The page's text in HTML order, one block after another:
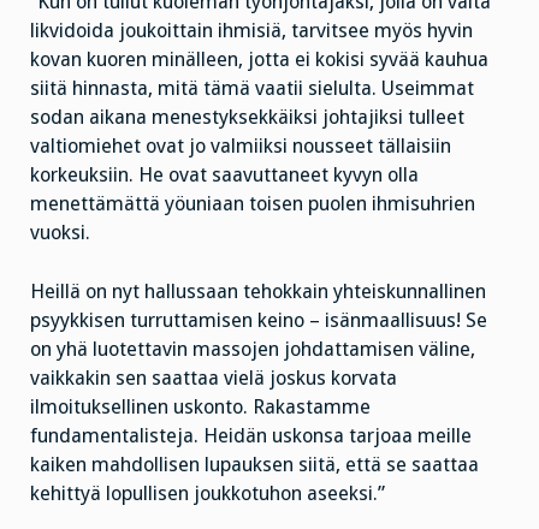
likvidoida joukoittain ihmisiä, tarvitsee myös hyvin
kovan kuoren minälleen, jotta ei kokisi syvää kauhua
siitä hinnasta, mitä tämä vaatii sielulta. Useimmat
sodan aikana menestyksekkäiksi johtajiksi tulleet
valtiomiehet ovat jo valmiiksi nousseet tällaisiin
korkeuksiin. He ovat saavuttaneet kyvyn olla
menettämättä yöuniaan toisen puolen ihmisuhrien
vuoksi.
Heillä on nyt hallussaan tehokkain yhteiskunnallinen
psyykkisen turruttamisen keino – isänmaallisuus! Se
on yhä luotettavin massojen johdattamisen väline,
vaikkakin sen saattaa vielä joskus korvata
ilmoituksellinen uskonto. Rakastamme
fundamentalisteja. Heidän uskonsa tarjoaa meille
kaiken mahdollisen lupauksen siitä, että se saattaa
kehittyä lopullisen joukkotuhon aseeksi.”